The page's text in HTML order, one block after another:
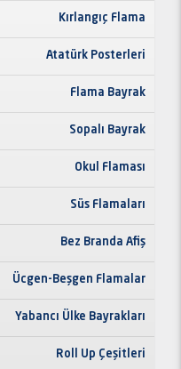
Kırlangıç Flama
Atatürk Posterleri
Flama Bayrak
Sopalı Bayrak
Okul Flaması
Süs Flamaları
Bez Branda Afiş
Ücgen-Beşgen Flamalar
Yabancı Ülke Bayrakları
Roll Up Çeşitleri